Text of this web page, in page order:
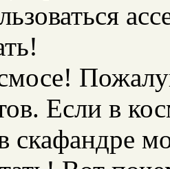
Если в
скафандре